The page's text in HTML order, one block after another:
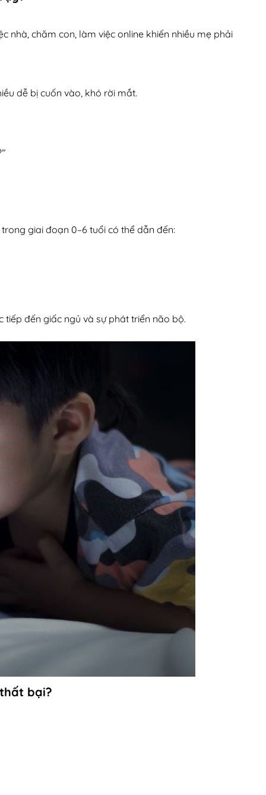
nhà, chăm con, làm việc online khiến nhiều mẹ phải
dễ bị cuốn vào, khó rời mắt.
giai đoạn 0–6 tuổi có thể dẫn đến:
đến giấc ngủ và sự phát triển não bộ.
bại?